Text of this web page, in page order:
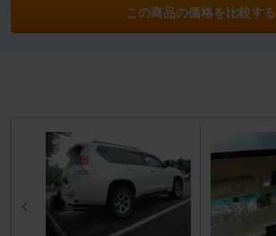
この商品の価格を比較する